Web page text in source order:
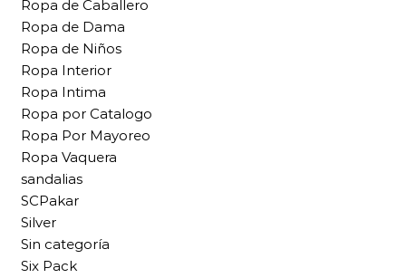
Ropa de Caballero
Ropa de Dama
Ropa de Niños
Ropa Interior
Ropa Intima
Ropa por Catalogo
Ropa Por Mayoreo
Ropa Vaquera
sandalias
SCPakar
Silver
Sin categoría
Six Pack